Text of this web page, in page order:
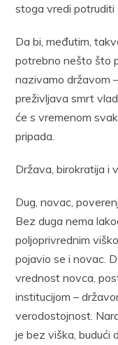
stoga vredi potruditi
Da bi, međutim,
potrebno nešto što
nazivamo državom
preživljava smrt
će s vremenom
pripada.
Država, birokratija i
Dug, novac,
Bez duga nema
poljoprivrednim
pojavio se i novac.
vrednost novca,
institucijom –
verodostojnost.
je bez viška, budući